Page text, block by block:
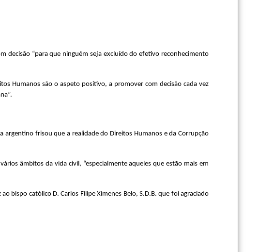
decisão “para que ninguém seja excluído do efetivo reconhecimento
Humanos são o aspeto positivo, a promover com decisão cada vez
frisou que a realidade do Direitos Humanos e da Corrupção
âmbitos da vida civil, “especialmente aqueles que estão mais em
bispo católico D. Carlos Filipe Ximenes Belo, S.D.B. que foi agraciado